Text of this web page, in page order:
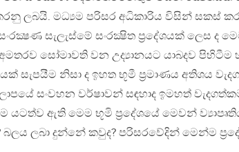
ලබයි. මධ්‍යම පරිසර අධිකාරිය විසින් සකස්
සැලැස්මේ සංරක්‍ෂිත ප්‍රදේශයක් ලෙස ද
සෝමාවති වන උද්‍යානයට යාබදව පිහිටීම
සැපයීම නිසා ද ඉහත භූමී ප්‍රමාණය අතිශය
සංවහන වර්ෂාවන් සඳහාද ඉමහත්
ඇති මෙම භූමි ප්‍රදේශයේ මෙවන්
ලබා දුන්නේ කවුද? පරිසරවේදින් මෙන්ම